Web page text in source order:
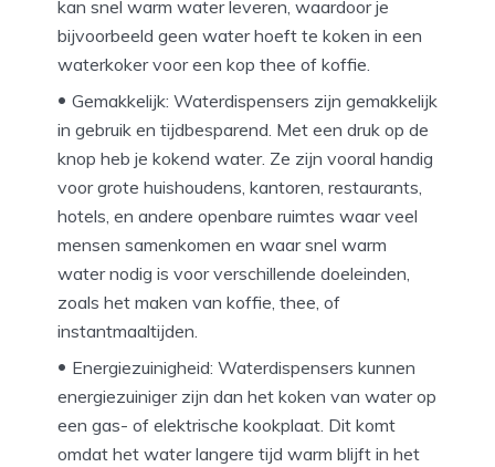
kan snel warm water leveren, waardoor je
bijvoorbeeld geen water hoeft te koken in een
waterkoker voor een kop thee of koffie.
Gemakkelijk: Waterdispensers zijn gemakkelijk
in gebruik en tijdbesparend. Met een druk op de
knop heb je kokend water. Ze zijn vooral handig
voor grote huishoudens, kantoren, restaurants,
hotels, en andere openbare ruimtes waar veel
mensen samenkomen en waar snel warm
water nodig is voor verschillende doeleinden,
zoals het maken van koffie, thee, of
instantmaaltijden.
Energiezuinigheid: Waterdispensers kunnen
energiezuiniger zijn dan het koken van water op
een gas- of elektrische kookplaat. Dit komt
omdat het water langere tijd warm blijft in het